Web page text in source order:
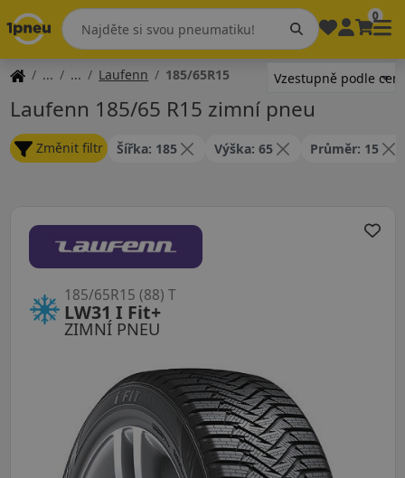
0
Laufenn 185/65R15
Laufenn 185/65 R15 zimní pneu
Změnit filtr Šířka: 185 Výška: 65 Průměr: 15
ZIMNÍ PNEU
LW31 I Fit+
185/65R15 (88) T